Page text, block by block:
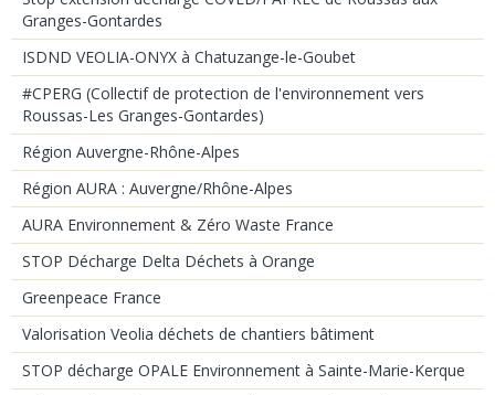
Granges-Gontardes
ISDND VEOLIA-ONYX à Chatuzange-le-Goubet
#CPERG (Collectif de protection de l'environnement vers
Roussas-Les Granges-Gontardes)
Région Auvergne-Rhône-Alpes
Région AURA : Auvergne/Rhône-Alpes
AURA Environnement & Zéro Waste France
STOP Décharge Delta Déchets à Orange
Greenpeace France
Valorisation Veolia déchets de chantiers bâtiment
STOP décharge OPALE Environnement à Sainte-Marie-Kerque